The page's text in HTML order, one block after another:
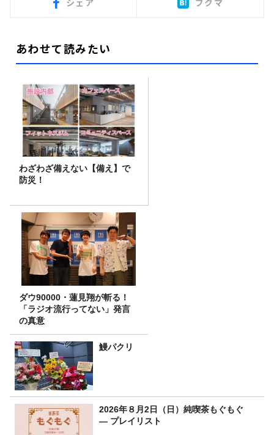
シェア ブクマ
あわせて読みたい
わざわざ備えない【備え】で
防災！
ダウ90000・蓮見翔が斬る！
「ラジオ流行ってない」発言
の真意
鰻パクリ
2026年８月2日（日）純喫茶もぐもぐ
― プレイリスト